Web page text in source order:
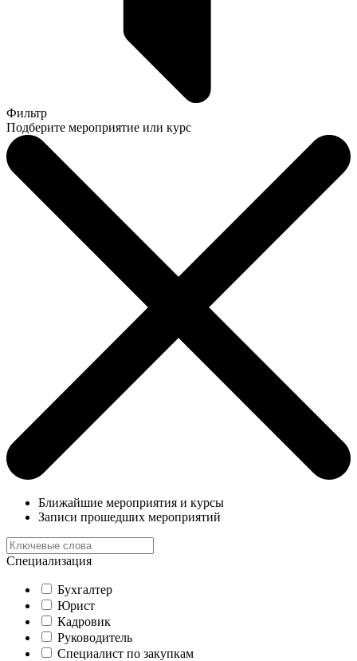
Фильтр
Подберите мероприятие или курс
Ближайшие мероприятия и курсы
Записи прошедших мероприятий
Специализация
Бухгалтер
Юрист
Кадровик
Руководитель
Специалист по закупкам